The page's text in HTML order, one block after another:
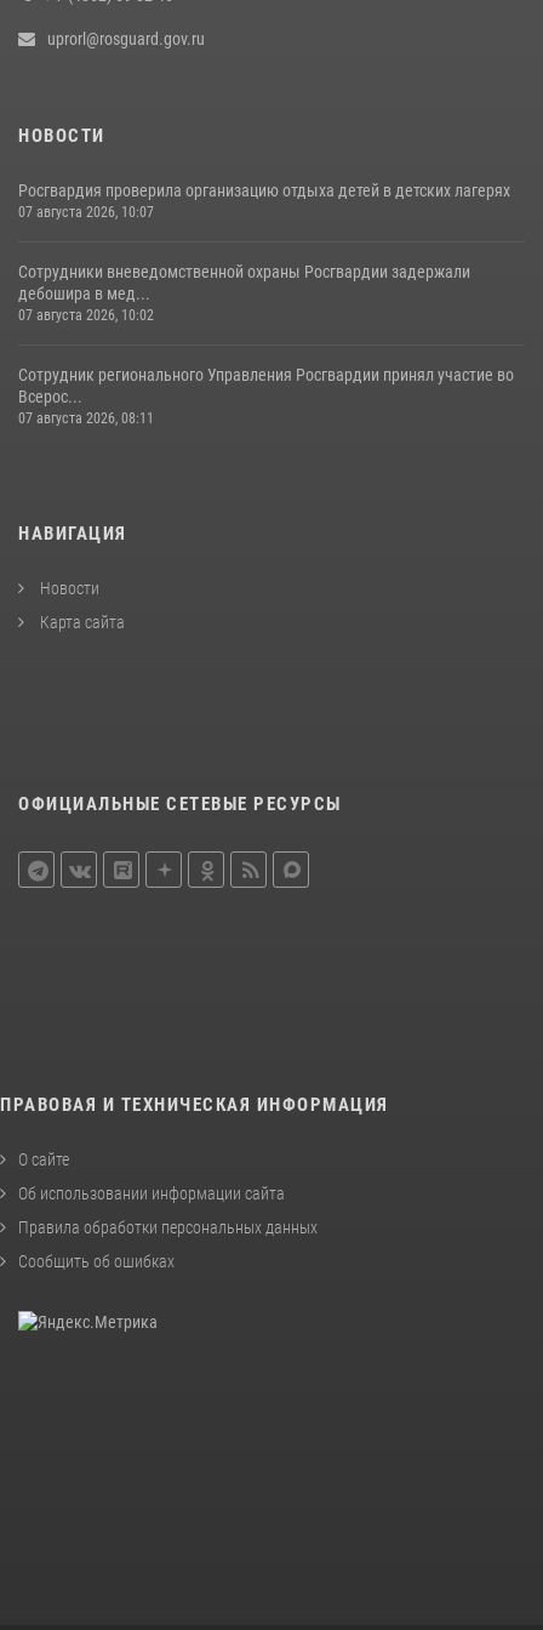
uprorl@rosguard.gov.ru
НОВОСТИ
Росгвардия проверила организацию отдыха детей в детских лагерях
07 августа 2026, 10:07
Сотрудники вневедомственной охраны Росгвардии задержали
дебошира в мед...
07 августа 2026, 10:02
Сотрудник регионального Управления Росгвардии принял участие во
Всерос...
07 августа 2026, 08:11
НАВИГАЦИЯ
Новости
Карта сайта
ОФИЦИАЛЬНЫЕ СЕТЕВЫЕ РЕСУРСЫ
ПРАВОВАЯ И ТЕХНИЧЕСКАЯ ИНФОРМАЦИЯ
О сайте
Об использовании информации сайта
Правила обработки персональных данных
Сообщить об ошибках